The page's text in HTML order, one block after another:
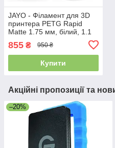
JAYO - Філамент для 3D
принтера PETG Rapid
Matte 1.75 мм, білий, 1.1
міцний та ударостійкий
855 ₴ 950 ₴
Купити
Акційні пропозиції та
–20%